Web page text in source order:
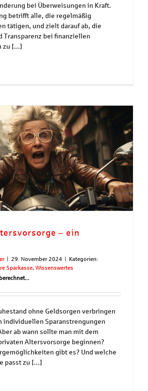
bei Überweisungen in Kraft.
betrifft alle, die regelmäßig
tätigen, und zielt darauf ab, die
Transparenz bei finanziellen
zu [...]
– ein
| 29. November 2024 | Kategorien:
Sparkasse, Wissenswertes
ohne Geldsorgen verbringen
individuellen Sparanstrengungen
ab wann sollte man mit dem
Altersvorsorge beginnen?
gibt es? Und welche
passt zu [...]